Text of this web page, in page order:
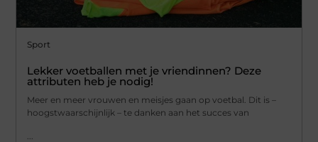
Sport
Lekker voetballen met je vriendinnen? Deze
attributen heb je nodig!
Meer en meer vrouwen en meisjes gaan op voetbal. Dit is –
hoogstwaarschijnlijk – te danken aan het succes van